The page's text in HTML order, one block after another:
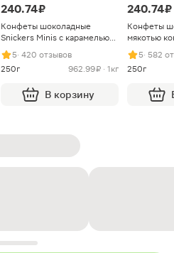
240.74 ₽
Конфеты шоколадные
Snickers Minis с карамелью
арахисом и нугой
5· 420 отзывов
250г
962.99 ₽ · 1кг
В корзину
240.74 ₽
Конфеты
мякотью
5· 582
250г